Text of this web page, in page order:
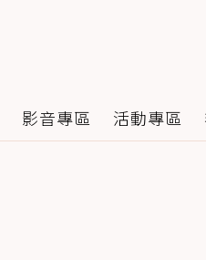
影音專區 活動專區